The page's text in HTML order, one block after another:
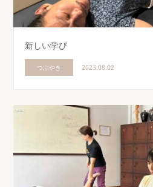
新しい学び
つぶやき 2023.08.02